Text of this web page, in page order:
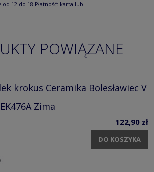
12 do 18 Płatność: karta lub
POWIĄZANE
krokus Ceramika Bolesławiec V
Zima
122,90 zł
DO KOSZYKA